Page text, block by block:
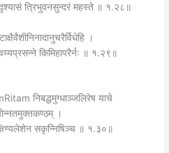
दृश्यासं त्रिभुवनसुन्दरं महस्ते ॥ १.२८॥
।
किमिहापरैर्नः ॥ १.२९॥
निबद्धमुग्धाञ्जलिरेष याचे
।
सकृन्निषिञ्च ॥ १.३०॥